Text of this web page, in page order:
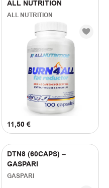
ALL NUTRITION
ALL NUTRITION
11,50 €
DTN8 (60CAPS) –
GASPARI
GASPARI